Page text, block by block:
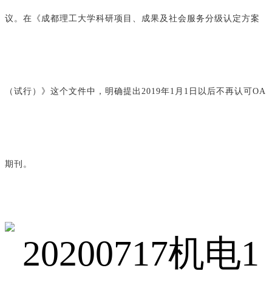
议。在《成都理工大学科研项目、成果及社会服务分级认定方案
（试行）》这个文件中，明确提 出2019年1月1日以后不再认可OA
期刊。